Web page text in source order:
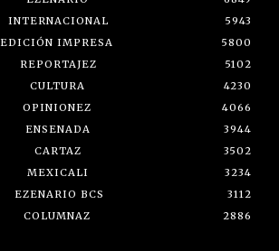
INTERNACIONAL
5943
EDICIÓN IMPRESA
5800
REPORTAJEZ
5102
CULTURA
4230
OPINIONEZ
4066
ENSENADA
3944
CARTAZ
3502
MEXICALI
3234
EZENARIO BCS
3112
COLUMNAZ
2886